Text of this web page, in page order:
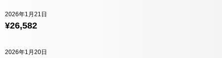
¥26,582
2026年1月21日
2026年1月20日